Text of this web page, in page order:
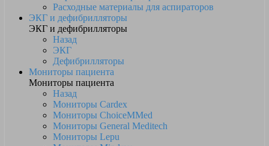
Расходные материалы для аспираторов
ЭКГ и дефибрилляторы
ЭКГ и дефибрилляторы
Назад
ЭКГ
Дефибрилляторы
Мониторы пациента
Мониторы пациента
Назад
Мониторы Cardex
Мониторы ChoiceMMed
Мониторы General Meditech
Мониторы Lepu